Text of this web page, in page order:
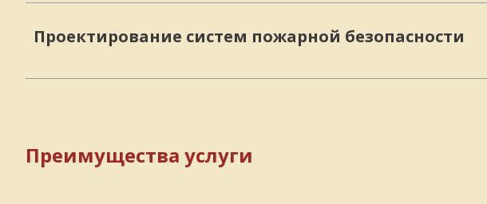
Проектирование систем пожарной безопасности
Преимущества услуги